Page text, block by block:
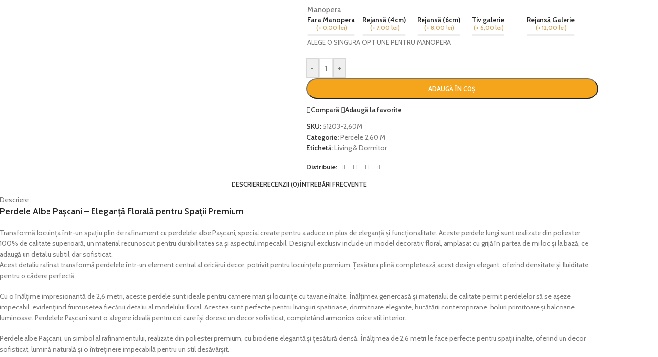
Manopera
Fara Manopera
(+ 0,00 lei)
Rejansă (4cm)
(+ 7,00 lei)
Rejansă (6cm)
(+ 8,00 lei)
Tiv galerie
(+ 6,00 lei)
Rejansă Galerie
(+ 12,00 lei)
ALEGE O SINGURA OPTIUNE PENTRU MANOPERA
- +
ADAUGĂ ÎN COȘ
Compară
Adaugă la favorite
SKU: 51203-2,60M
Categorie:Perdele 2,60 M
Etichetă:Living & Dormitor
Distribuie:
DESCRIERERECENZII (0)ÎNTREBĂRI FRECVENTE
Descriere
Perdele Albe Pașcani – Eleganță Florală pentru Spații Premium
Transformă locuința într-un spațiu plin de rafinament cu perdelele albe Pașcani, special create pentru a aduce un plus de eleganță și funcționalitate. Aceste perdele lungi sunt realizate din poliester
100% de calitate superioară, un material recunoscut pentru durabilitatea sa și aspectul impecabil. Designul exclusiv include un model decorativ floral, amplasat cu grijă în partea de mijloc și la bază, ce
adaugă un detaliu subtil, dar sofisticat.
Acest detaliu rafinat transformă perdelele într-un element central al oricărui decor, potrivit pentru locuințele premium. Țesătura plină completează acest design elegant, oferind densitate și fluiditate
pentru o cădere perfectă.
Cu o înălțime impresionantă de 2,6 metri, aceste perdele sunt ideale pentru camere mari și locuințe cu tavane înalte. Înălțimea generoasă și materialul de calitate permit perdelelor să se așeze
impecabil, evidențiind frumusețea fiecărui detaliu al modelului floral. Acestea sunt perfecte pentru livinguri spațioase, dormitoare elegante, bucătării contemporane, holuri primitoare și balcoane
luminoase. Perdelele Pașcani sunt o alegere ideală pentru cei care își doresc un decor sofisticat, completând armonios orice stil interior.
Perdele albe Pașcani, un simbol al rafinamentului, realizate din poliester premium, cu broderie elegantă și țesătură densă. Înălțimea de 2,6 metri le face perfecte pentru spații înalte, oferind un decor
sofisticat, lumină naturală și o întreținere impecabilă pentru un stil desăvârșit.